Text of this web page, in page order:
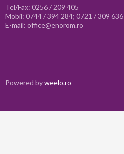
Tel/Fax: 0256 / 209 405
Mobil: 0744 / 394 284; 0721 / 309 636
E-mail: office@enorom.ro
Powered byweelo.ro